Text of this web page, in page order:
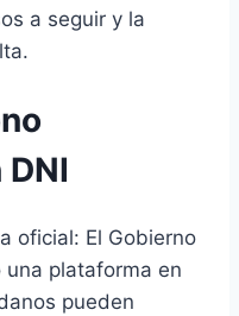
a seguir y la
oficial: El Gobierno
plataforma en
pueden